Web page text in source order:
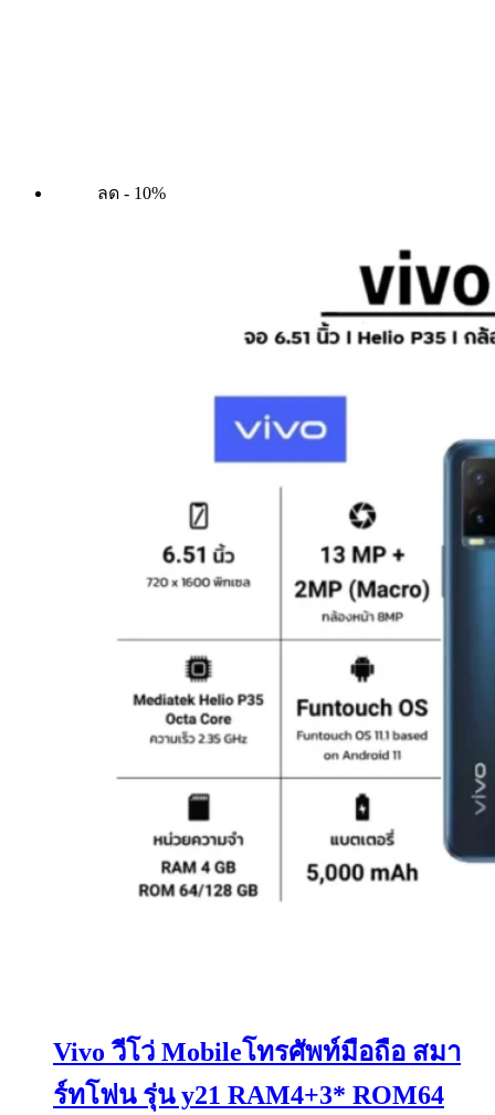
ลด - 10%
Vivo วีโว่ Mobileโทรศัพท์มือถือ สมา
ร์ทโฟน รุ่น y21 RAM4+3* ROM64